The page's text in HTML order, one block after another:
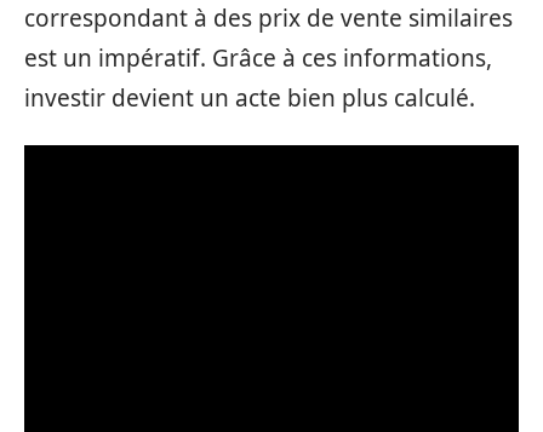
correspondant à des prix de vente similaires
est un impératif. Grâce à ces informations,
investir devient un acte bien plus calculé.